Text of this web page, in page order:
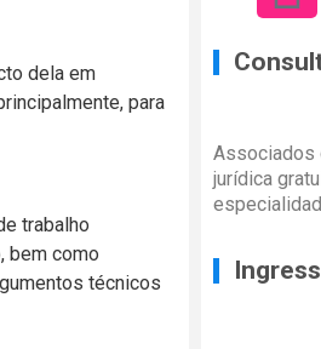
dela em
para
trabalho
bem como
técnicos
Associados
jurídica